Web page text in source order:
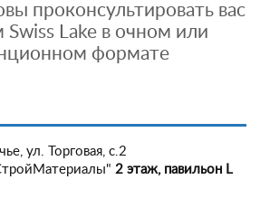
проконсультировать вас
Swiss Lake в очном или
формате
ул. Торговая, с.2
2 этаж, павильон L